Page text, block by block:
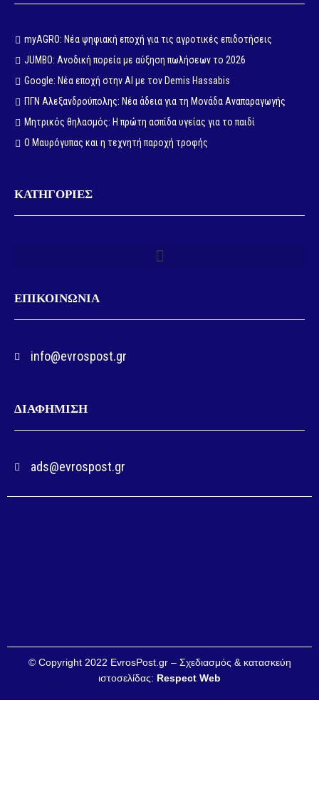
myAGRO: Νέα ψηφιακή εποχή για τις αγροτικές επιδοτήσεις
JUMBO: Ανοδική πορεία με αύξηση πωλήσεων το 2026
Google: Νέα εποχή στην AI με τον Demis Hassabis
ΠΓΝ Αλεξανδρούπολης: Νέα άδεια για τη Μονάδα Αναπαραγωγής
Μητρικός θηλασμός: Η πρώτη ασπίδα υγείας για το παιδί
Ο Μαυρόγυπας και η τεχνητή παροχή τροφής
ΚΑΤΗΓΟΡΙΕΣ
ΕΠΙΚΟΙΝΩΝΙΑ
info@evrospost.gr
ΔΙΑΦΗΜΙΣΗ
ads@evrospost.gr
© Copyright 2022 EvrosPost.gr – Σχεδιασμός & κατασκεύη
ιστοσελίδας: Respect Web